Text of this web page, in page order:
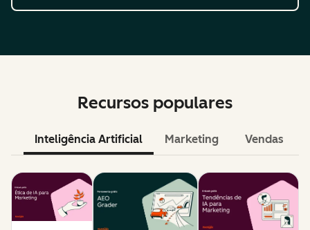
Recursos populares
Inteligência Artificial Marketing Vendas